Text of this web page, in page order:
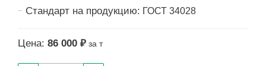
Стандарт на продукцию: ГОСТ 34028
Цена: 86 000 ₽ за т